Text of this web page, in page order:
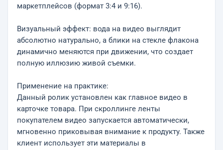
маркетплейсов (формат 3:4 и 9:16).
Визуальный эффект: вода на видео выглядит
абсолютно натурально, а блики на стекле флакона
динамично меняются при движении, что создает
полную иллюзию живой съемки.
Применение на практике:
Данный ролик установлен как главное видео в
карточке товара. При скроллинге ленты
покупателем видео запускается автоматически,
мгновенно приковывая внимание к продукту. Также
клиент использует эти материалы в